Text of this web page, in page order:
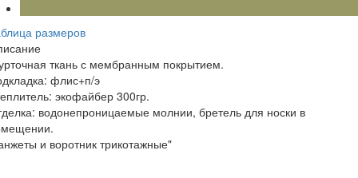
размеров
ткань с мембранным покрытием.
флис+п/э
экофайбер 300гр.
водонепроницаемые молнии, бретель для носки в
и воротник трикотажные"